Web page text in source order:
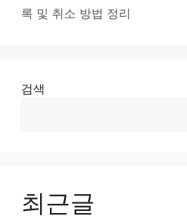
록 및 취소 방법 정리
검색
최근글